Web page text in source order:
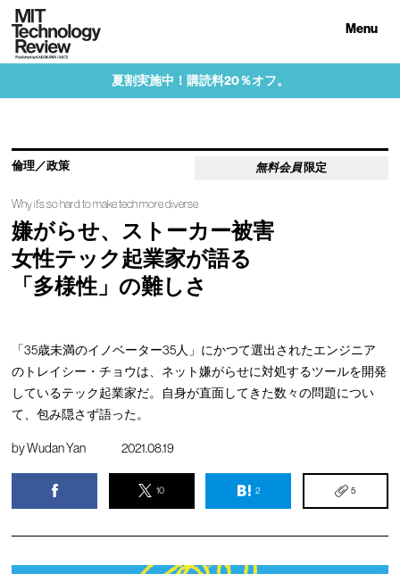
Menu
夏割実施中！購読料20％オフ。
倫理／政策 無料会員 限定
Why it’s so hard to make tech more diverse
嫌がらせ、ストーカー被害
女性テック起業家が語る
「多様性」の難しさ
「35歳未満のイノベーター35人」にかつて選出されたエンジニア
のトレイシー・チョウは、ネット嫌がらせに対処するツールを開発
しているテック起業家だ。自身が直面してきた数々の問題につい
て、包み隠さず語った。
byWudan Yan 2021.08.19
10 2 5